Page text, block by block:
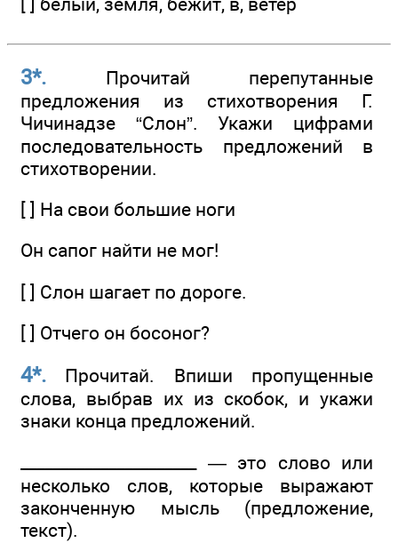
3*. Прочитай перепутанные
предложения из стихотворения Г.
Чичинадзе “Слон”. Укажи цифрами
последовательность предложений в
стихотворении.
[ ] На свои большие ноги
Он сапог найти не мог!
[ ] Слон шагает по дороге.
[ ] Отчего он босоног?
4*. Прочитай. Впиши пропущенные
слова, выбрав их из скобок, и укажи
знаки конца предложений.
______________________ — это слово или
несколько слов, которые выражают
законченную мысль (предложение,
текст).